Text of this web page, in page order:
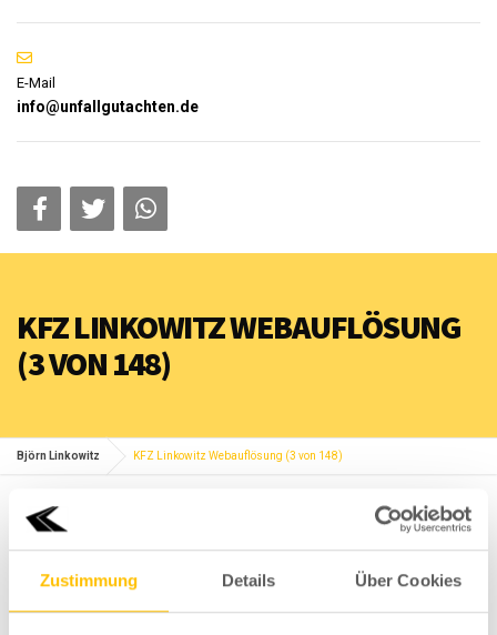
Zustimmung Details Über Cookies
E-Mail
info@unfallgutachten.de
KFZ LINKOWITZ WEBAUFLÖSUNG
(3 VON 148)
Björn Linkowitz KFZ Linkowitz Webauflösung (3 von 148)
16. März 2020
Kommentare